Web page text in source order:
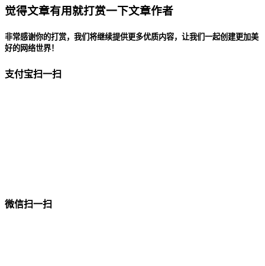
觉得文章有用就打赏一下文章作者
非常感谢你的打赏，我们将继续提供更多优质内容，让我们一起创建更加美
好的网络世界！
支付宝扫一扫
微信扫一扫